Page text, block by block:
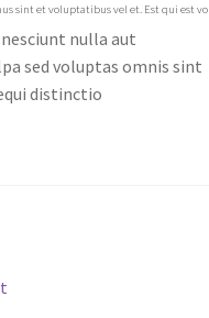
sint et voluptatibus vel et. Est qui est
nulla aut
sed voluptas omnis sint
distinctio